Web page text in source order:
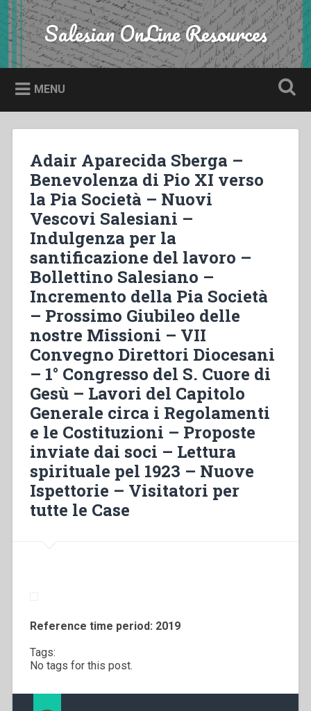
Skip
to
content
Search Salesian OnLine Resources
MENU
Adair Aparecida Sberga –
Benevolenza di Pio XI verso
la Pia Società – Nuovi
Vescovi Salesiani –
Indulgenza per la
santificazione del lavoro –
Bollettino Salesiano –
Incremento della Pia Società
– Prossimo Giubileo delle
nostre Missioni – VII
Convegno Direttori Diocesani
– 1° Congresso del S. Cuore di
Gesù – Lavori del Capitolo
Generale circa i Regolamenti
e le Costituzioni – Proposte
inviate dai soci – Lettura
spirituale pel 1923 – Nuove
Ispettorie – Visitatori per
tutte le Case
Reference time period: 2019
Tags:
No tags for this post.